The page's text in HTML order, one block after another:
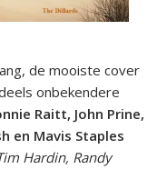
de mooiste cover
onbekendere
Raitt, John Prine,
en Mavis Staples
Hardin, Randy